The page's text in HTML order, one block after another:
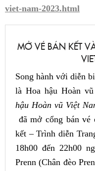
viet-nam-2023.html
MỞ VÉ BÁN KẾT
Song hành với diễn
là Hoa hậu Hoàn
hậu Hoàn vũ Việt
đã mở cổng bán
kết – Trình diễn
18h00 đến 22h00
Prenn (Chân đèo